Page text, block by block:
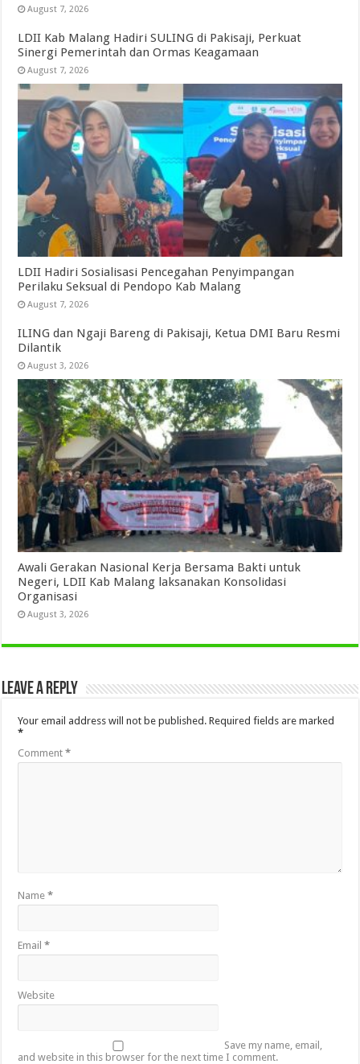
August 7, 2026
LDII Kab Malang Hadiri SULING di Pakisaji, Perkuat
Sinergi Pemerintah dan Ormas Keagamaan
August 7, 2026
LDII Hadiri Sosialisasi Pencegahan Penyimpangan
Perilaku Seksual di Pendopo Kab Malang
August 7, 2026
ILING dan Ngaji Bareng di Pakisaji, Ketua DMI Baru Resmi
Dilantik
August 3, 2026
Awali Gerakan Nasional Kerja Bersama Bakti untuk
Negeri, LDII Kab Malang laksanakan Konsolidasi
Organisasi
August 3, 2026
Leave a Reply
Your email address will not be published. Required fields are marked
*
Comment*
Name*
Email*
Website
Save my name, email,
and website in this browser for the next time I comment.